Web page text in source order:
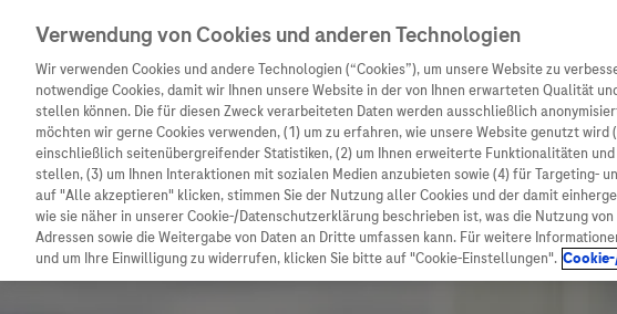
Unternehmen Innovation Patienteninformationen
Verwendung von Cookies und anderen Technologien
Wir verwenden Cookies und andere Technologien (“Cookies”), um unsere Website zu
notwendige Cookies, damit wir Ihnen unsere Website in der von Ihnen erwarteten Qualität
stellen können. Die für diesen Zweck verarbeiteten Daten werden ausschließlich
möchten wir gerne Cookies verwenden, (1) um zu erfahren, wie unsere Website genutzt wird
einschließlich seitenübergreifender Statistiken, (2) um Ihnen erweiterte Funktionalitäten
stellen, (3) um Ihnen Interaktionen mit sozialen Medien anzubieten sowie (4) für Targeting-
auf "Alle akzeptieren" klicken, stimmen Sie der Nutzung aller Cookies und der damit
wie sie näher in unserer Cookie-/Datenschutzerklärung beschrieben ist, was die Nutzung
Adressen sowie die Weitergabe von Daten an Dritte umfassen kann. Für weitere
und um Ihre Einwilligung zu widerrufen, klicken Sie bitte auf "Cookie-Einstellungen".